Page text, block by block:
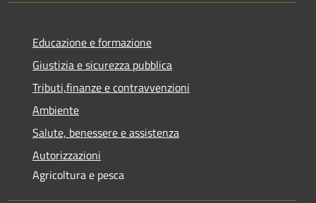
Educazione e formazione
Giustizia e sicurezza pubblica
Tributi,finanze e contravvenzioni
Ambiente
Salute, benessere e assistenza
Autorizzazioni
Agricoltura e pesca